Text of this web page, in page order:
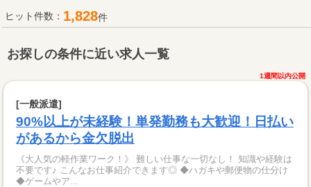
ヒット件数： 1,828件
お探しの条件に近い求人一覧
1週間以内公開
[一般派遣]
90%以上が未経験！単発勤務も大歓迎！日払い
があるから金欠脱出
《大人気の軽作業ワーク！》 難しい仕事な一切なし！ 知識や経験は
不要です♪ こんなお仕事紹介できます◎ ◆ハガキや郵便物の仕分け
◆ゲームやア...